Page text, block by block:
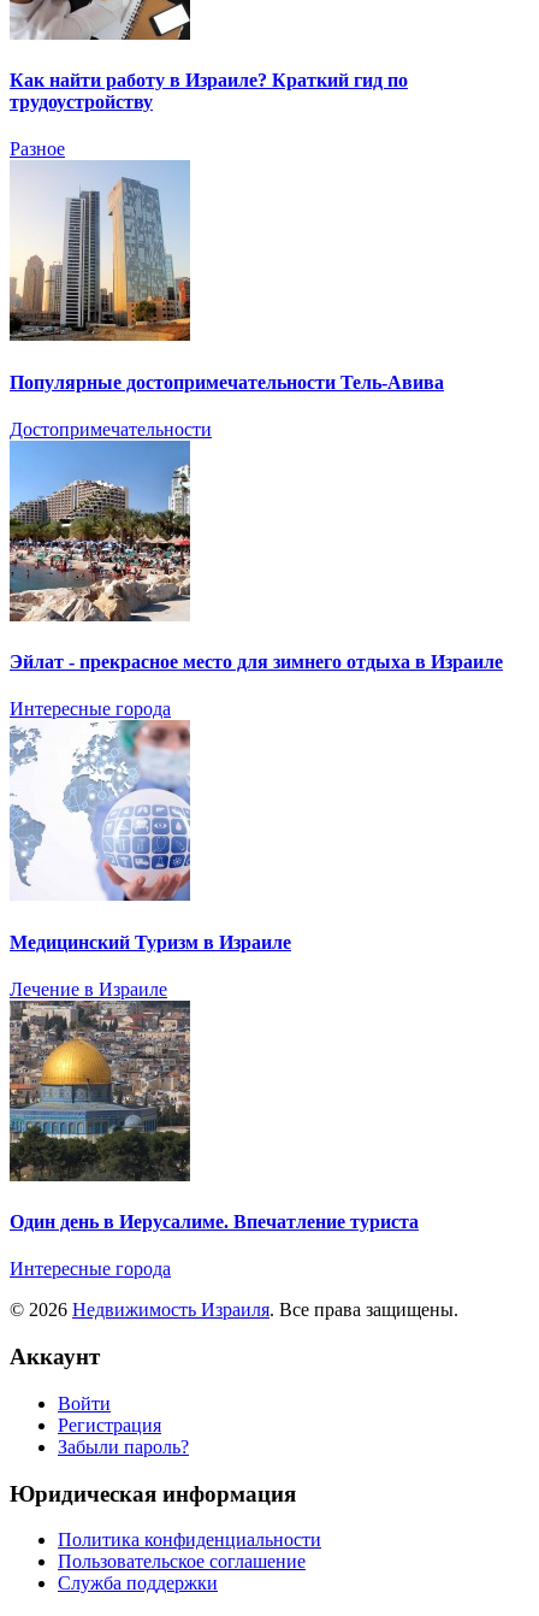
Как найти работу в Израиле? Краткий гид по
трудоустройству
Разное
Популярные достопримечательности Тель-Авива
Достопримечательности
Эйлат - прекрасное место для зимнего отдыха в Израиле
Интересные города
Медицинский Туризм в Израиле
Лечение в Израиле
Один день в Иерусалиме. Впечатление туриста
Интересные города
© 2026 Недвижимость Израиля. Все права защищены.
Аккаунт
Войти
Регистрация
Забыли пароль?
Юридическая информация
Политика конфиденциальности
Пользовательское соглашение
Служба поддержки